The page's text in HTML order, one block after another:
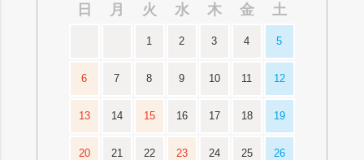
日
月 火 水 木 金 土
1 2 3 4 5
6 7 8 9 10 11 12
13 14 15 16 17 18 19
20 21 22 23 24 25 26